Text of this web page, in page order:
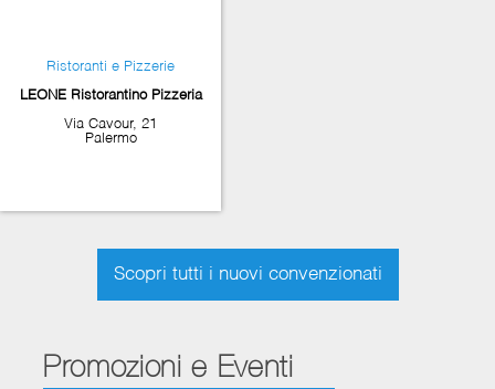
Ristoranti e Pizzerie
LEONE Ristorantino Pizzeria
Via Cavour, 21
Palermo
Scopri tutti i nuovi convenzionati
Promozioni e Eventi